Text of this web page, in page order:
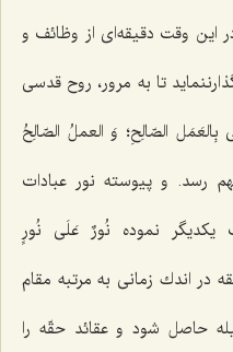
این وقت دقیقه‌ای از وظائف و
تا به مرور، روح قدسی
الصّالِحِ؛ وَ العملُ الصّالِحُ
و پیوسته نور عبادات
نموده نُورٌ عَلَی نُورٍ
در اندك زمانی به مرتبه مقام
حاصل شود و عقائد حقّه را